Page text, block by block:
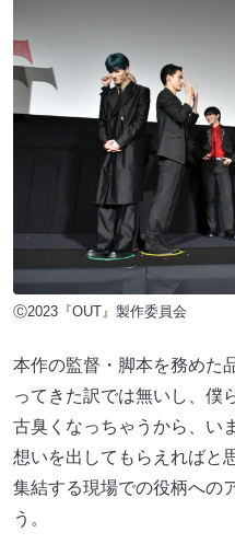
Ⓒ2023『OUT』製作委員会
本作の監督・脚本を務めた
ってきた訳では無いし、僕
古臭くなっちゃうから、い
想いを出してもらえればと
集結する現場での役柄への
う。